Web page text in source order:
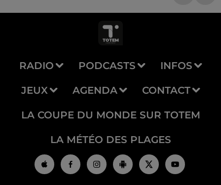
RADIO PODCASTS INFOS
JEUX AGENDA CONTACT
LA COUPE DU MONDE SUR TOTEM
LA MÉTÉO DES PLAGES